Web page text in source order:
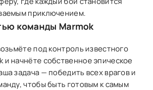
приключением.
команды Marmok
под контроль известного
и начнёте собственное эпическое
задача — победить всех врагов и
чтобы быть готовым к самым